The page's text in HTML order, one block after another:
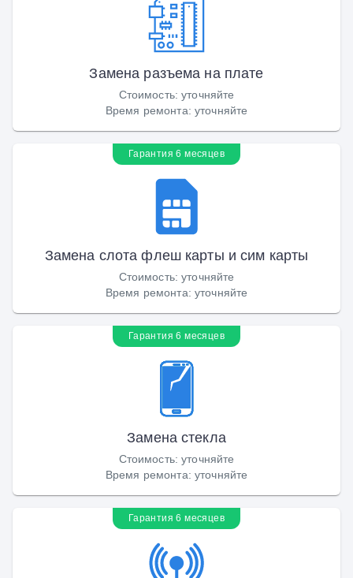
Замена разъема на плате
Стоимость:уточняйте
Время ремонта: уточняйте
Гарантия 6 месяцев
Замена слота флеш карты и сим карты
Стоимость:уточняйте
Время ремонта: уточняйте
Гарантия 6 месяцев
Замена стекла
Стоимость:уточняйте
Время ремонта: уточняйте
Гарантия 6 месяцев